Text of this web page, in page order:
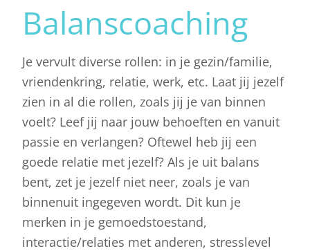
Balanscoaching
Je vervult diverse rollen: in je gezin/familie,
vriendenkring, relatie, werk, etc. Laat jij jezelf
zien in al die rollen, zoals jij je van binnen
voelt? Leef jij naar jouw behoeften en vanuit
passie en verlangen? Oftewel heb jij een
goede relatie met jezelf? Als je uit balans
bent, zet je jezelf niet neer, zoals je van
binnenuit ingegeven wordt. Dit kun je
merken in je gemoedstoestand,
interactie/relaties met anderen, stresslevel